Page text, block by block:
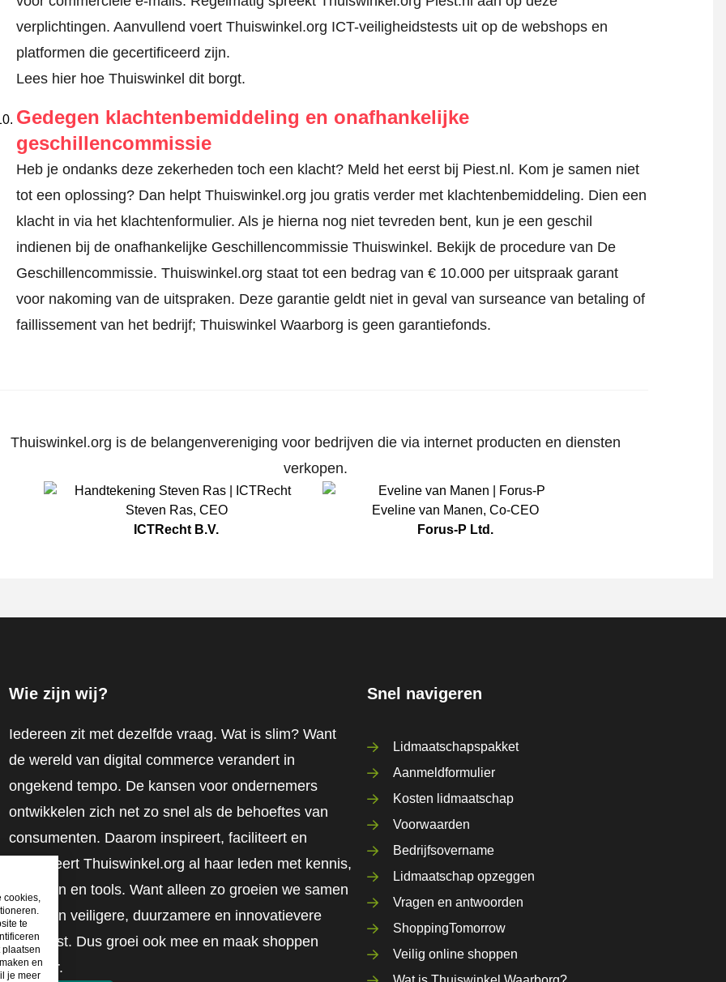
verplichtingen. Aanvullend voert Thuiswinkel.org ICT-veiligheidstests uit op de webshops en
platformen die gecertificeerd zijn.
Lees hier hoe Thuiswinkel dit borgt.
Gedegen klachtenbemiddeling en onafhankelijke
geschillencommissie
Heb je ondanks deze zekerheden toch een klacht? Meld het eerst bij Piest.nl. Kom je samen niet
tot een oplossing? Dan helpt Thuiswinkel.org jou gratis verder met klachtenbemiddeling. Dien een
klacht in via het klachtenformulier. Als je hierna nog niet tevreden bent, kun je een geschil
indienen bij de onafhankelijke Geschillencommissie Thuiswinkel. Bekijk de procedure van De
Geschillencommissie. Thuiswinkel.org staat tot een bedrag van € 10.000 per uitspraak garant
voor nakoming van de uitspraken. Deze garantie geldt niet in geval van surseance van betaling of
faillissement van het bedrijf; Thuiswinkel Waarborg is geen garantiefonds.
Thuiswinkel.org is de belangenvereniging voor bedrijven die via internet producten en diensten
verkopen.
Steven Ras, CEO
ICTRecht B.V.
Eveline van Manen, Co-CEO
Forus-P Ltd.
Wie zijn wij?
Iedereen zit met dezelfde vraag. Wat is slim? Want
de wereld van digital commerce verandert in
ongekend tempo. De kansen voor ondernemers
ontwikkelen zich net zo snel als de behoeftes van
consumenten. Daarom inspireert, faciliteert en
mobiliseert Thuiswinkel.org al haar leden met kennis,
inzichten en tools. Want alleen zo groeien we samen
naar een veiligere, duurzamere en innovatievere
toekomst. Dus groei ook mee en maak shoppen
slimmer.
Snel navigeren
Lidmaatschapspakket
Aanmeldformulier
Kosten lidmaatschap
Voorwaarden
Bedrijfsovername
Lidmaatschap opzeggen
Vragen en antwoorden
ShoppingTomorrow
Veilig online shoppen
cookies,
te
plaatsen
en
je meer